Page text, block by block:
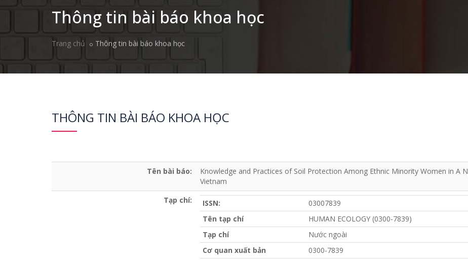
Thông tin bài báo khoa học
Trang chủ Thông tin bài báo khoa học
THÔNG TIN BÀI BÁO KHOA HỌC
Tên bài báo:
Knowledge and Practices of Soil Protection Among Ethnic Minority Women in A
Vietnam
Tạp chí:
ISSN:
03007839
Tên tạp chí
HUMAN ECOLOGY (0300-7839)
Tạp chí
Nước ngoài
Cơ quan xuất bản
0300-7839